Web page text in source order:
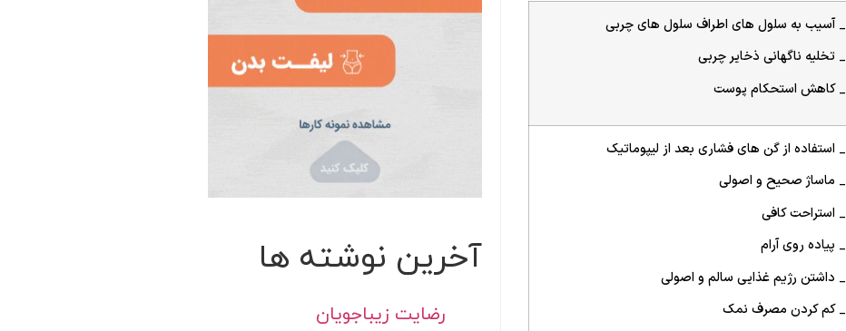
_ آسیب به سلول های اطراف سلول های چربی
_ تخلیه ناگهانی ذخایر چربی
_ کاهش استحکام پوست
_ استفاده از گن های فشاری بعد از لیپوماتیک
_ ماساژ صحیح و اصولی
_ استراحت کافی
_ پیاده روی آرام
_ داشتن رژیم غذایی سالم و اصولی
_ کم کردن مصرف نمک
آخرین نوشته ها
رضایت زیباجویان